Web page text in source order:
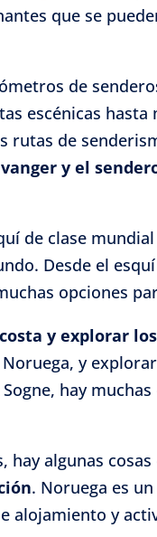
que se
de
escénicas hasta
rutas de
y el
de clase
Desde el
opciones
y explorar
y
hay
algunas cosas
. Noruega es
alojamiento y